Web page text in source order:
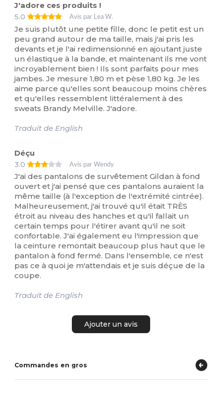
J'adore ces produits !
5.0
Avis par Lea W.
Je suis plutôt une petite fille, donc le petit est un
peu grand autour de ma taille, mais j'ai pris les
devants et je l'ai redimensionné en ajoutant juste
un élastique à la bande, et maintenant ils me vont
incroyablement bien ! Ils sont parfaits pour mes
jambes. Je mesure 1,80 m et pèse 1,80 kg. Je les
aime parce qu'elles sont beaucoup moins chères
et qu'elles ressemblent littéralement à des
sweats Brandy Melville. J'adore.
Traduit de English
Déçu
3.0
Avis par Wendy
J'ai des pantalons de survêtement Gildan à fond
ouvert et j'ai pensé que ces pantalons auraient la
même taille (à l'exception de l'extrémité cintrée).
Malheureusement, j'ai trouvé qu'il était TRÈS
étroit au niveau des hanches et qu'il fallait un
certain temps pour l'étirer avant qu'il ne soit
confortable. J'ai également eu l'impression que
la ceinture remontait beaucoup plus haut que le
pantalon à fond fermé. Dans l'ensemble, ce n'est
pas ce à quoi je m'attendais et je suis déçue de la
coupe.
Traduit de English
Ajouter un avis
Commandes en gros